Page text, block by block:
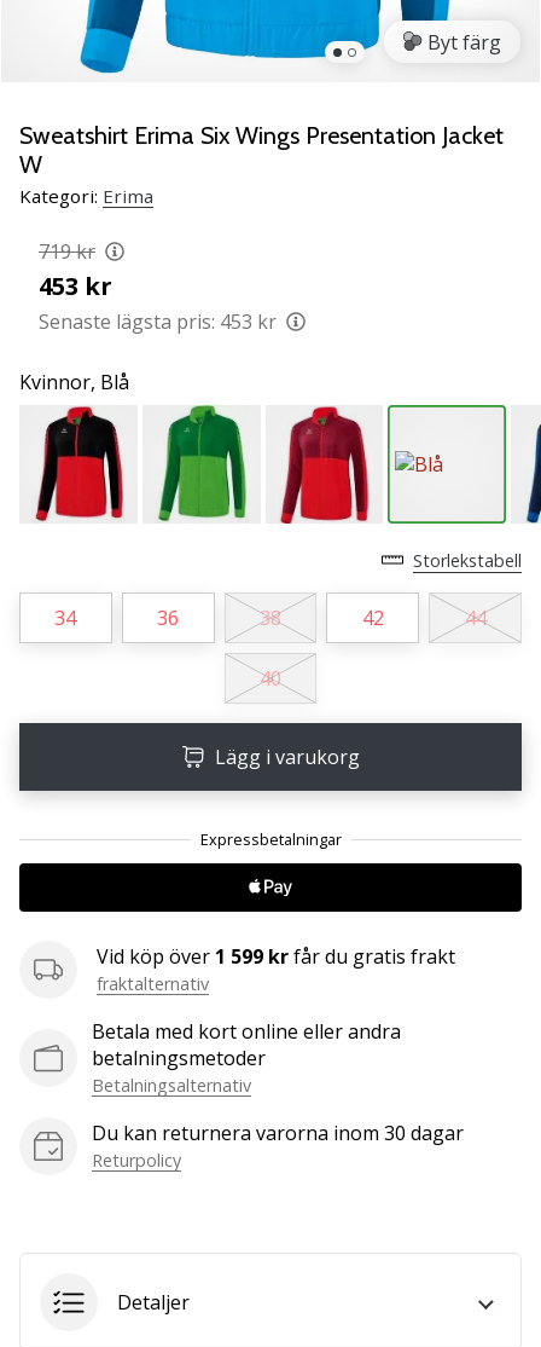
ambassadör
passion
som
vi?
us
as
Brand
11. 8. 2022
3 min. läsning
Weplayvolleyball
Har
du
hemsida,
eller
ett
Ta
att tjäna
pengar.
med
artiklar
Byt färg
Sweatshirt Erima Six Wings Presentation Jacket
W
Kategori: Erima
719 kr
453 kr
Senaste lägsta pris: 453 kr
Kvinnor, Blå
Storlekstabell
34 36 38 42 44
40
Lägg i varukorg
Vid köp över 1 599 krfår du gratis frakt
fraktalternativ
Betala med kort online eller andra
betalningsmetoder
Betalningsalternativ
Du kan returnera varorna inom 30 dagar
Returpolicy
Detaljer